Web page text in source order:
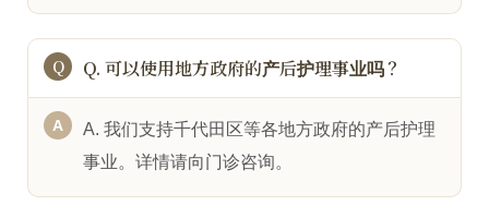
Q. 可以使用地方政府的产后护理事业吗？
A. 我们支持千代田区等各地方政府的产后护理
事业。详情请向门诊咨询。